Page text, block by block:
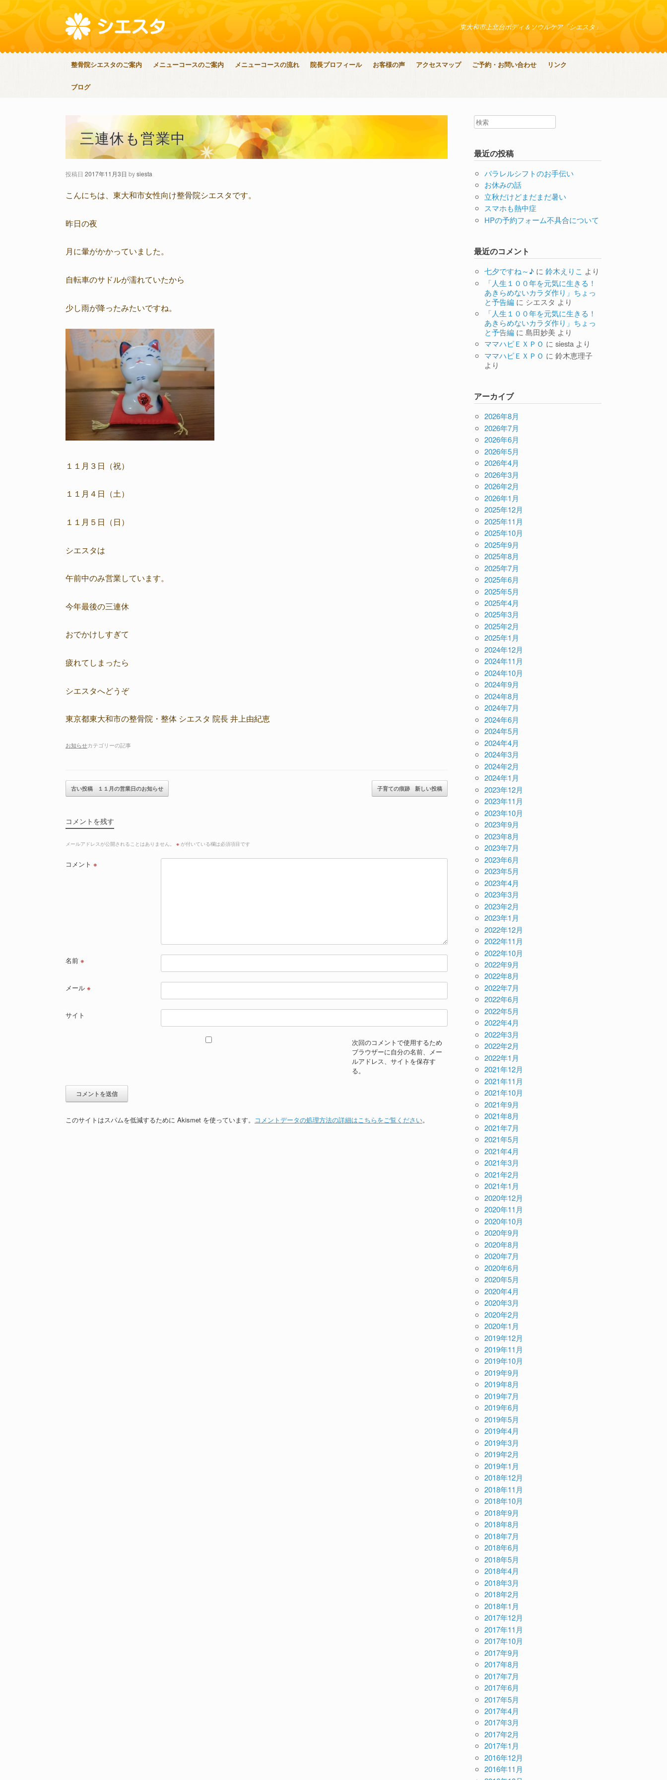
東大和市上北台ボディ＆ソウルケア「シエスタ」
整骨院シエスタのご案内 メニューコースのご案内 メニューコースの流れ 院長プロフィール お客様の声 アクセスマップ ご予約・お問い合わせ リンク
ブログ
三連休も営業中
投稿日 2017年11月3日 bysiesta
こんにちは、東大和市女性向け整骨院シエスタです。
昨日の夜
月に暈がかかっていました。
自転車のサドルが濡れていたから
少し雨が降ったみたいですね。
１１月３日（祝）
１１月４日（土）
１１月５日（日）
シエスタは
午前中のみ営業しています。
今年最後の三連休
おでかけしすぎて
疲れてしまったら
シエスタへどうぞ
東京都東大和市の整骨院・整体 シエスタ 院長 井上由紀恵
お知らせカテゴリーの記事
記事のナビゲーション
古い投稿 １１月の営業日のお知らせ 子育ての痕跡 新しい投稿
コメントを残す
メールアドレスが公開されることはありません。 ※ が付いている欄は必須項目です
コメント ※
名前 ※
メール ※
サイト
次回のコメントで使用するため
ブラウザーに自分の名前、メー
ルアドレス、サイトを保存す
る。
このサイトはスパムを低減するために Akismet を使っています。 コメントデータの処理方法の詳細はこちらをご覧ください。
最近の投稿
パラレルシフトのお手伝い
お休みの話
立秋だけどまだまだ暑い
スマホも熱中症
HPの予約フォーム不具合について
最近のコメント
七夕ですね～♪ に鈴木えりこ より
「人生１００年を元気に生きる！
あきらめないカラダ作り」ちょっ
と予告編 に シエスタ より
「人生１００年を元気に生きる！
あきらめないカラダ作り」ちょっ
と予告編 に島田妙美 より
ママハピＥＸＰＯ にsiesta より
ママハピＥＸＰＯ に鈴木恵理子
より
アーカイブ
2026年8月
2026年7月
2026年6月
2026年5月
2026年4月
2026年3月
2026年2月
2026年1月
2025年12月
2025年11月
2025年10月
2025年9月
2025年8月
2025年7月
2025年6月
2025年5月
2025年4月
2025年3月
2025年2月
2025年1月
2024年12月
2024年11月
2024年10月
2024年9月
2024年8月
2024年7月
2024年6月
2024年5月
2024年4月
2024年3月
2024年2月
2024年1月
2023年12月
2023年11月
2023年10月
2023年9月
2023年8月
2023年7月
2023年6月
2023年5月
2023年4月
2023年3月
2023年2月
2023年1月
2022年12月
2022年11月
2022年10月
2022年9月
2022年8月
2022年7月
2022年6月
2022年5月
2022年4月
2022年3月
2022年2月
2022年1月
2021年12月
2021年11月
2021年10月
2021年9月
2021年8月
2021年7月
2021年5月
2021年4月
2021年3月
2021年2月
2021年1月
2020年12月
2020年11月
2020年10月
2020年9月
2020年8月
2020年7月
2020年6月
2020年5月
2020年4月
2020年3月
2020年2月
2020年1月
2019年12月
2019年11月
2019年10月
2019年9月
2019年8月
2019年7月
2019年6月
2019年5月
2019年4月
2019年3月
2019年2月
2019年1月
2018年12月
2018年11月
2018年10月
2018年9月
2018年8月
2018年7月
2018年6月
2018年5月
2018年4月
2018年3月
2018年2月
2018年1月
2017年12月
2017年11月
2017年10月
2017年9月
2017年8月
2017年7月
2017年6月
2017年5月
2017年4月
2017年3月
2017年2月
2017年1月
2016年12月
2016年11月